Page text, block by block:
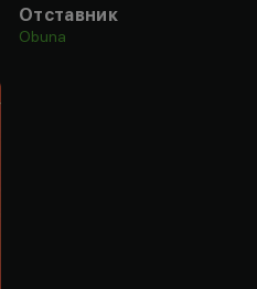
Отставник
Obuna